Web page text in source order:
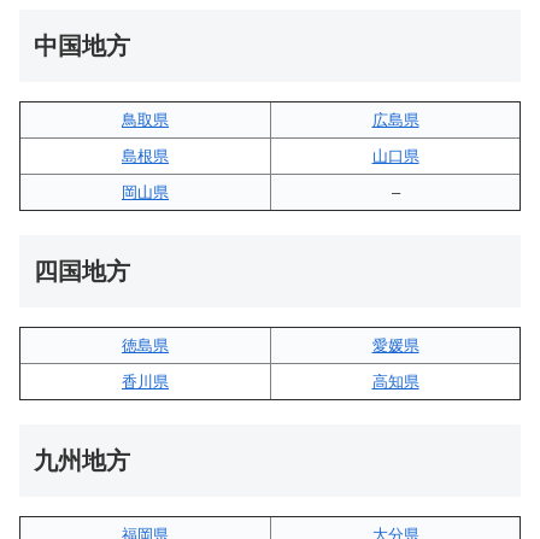
中国地方
鳥取県
広島県
島根県
山口県
岡山県
–
四国地方
徳島県
愛媛県
香川県
高知県
九州地方
福岡県 大分県